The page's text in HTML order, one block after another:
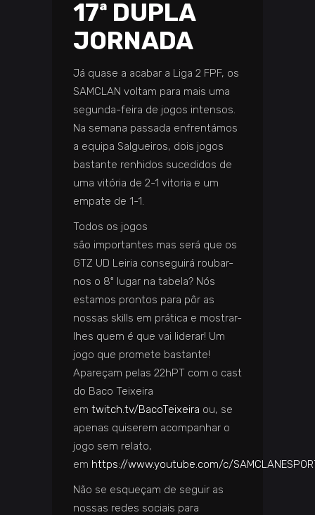
17ª DUPLA
JORNADA
Já quase a acabar a Liga 2 FPF, os
SAMCLAN voltam para mais uma
segunda-feira de jogos intensos.
Na semana passada enfrentámos
a equipa Salgueiros, dois jogos
bastante renhidos sucedidos de
uma vitória de 2-1 vitoria e um
empate de 1-1.
Todos os jogos
são importantes mas será que os
GTZ UD Leiria conseguirá roubar-
nos o 8º lugar na tabela? Nós
estamos prontos para pôr as
nossas skills em prática e mostrar-
lhes quem é que vai liderar! Um
jogo que promete bastante!
Apareçam pelas 22hPT com o cast
do Baco Teixeira
em twitch.tv/BacoTeixeira ou, se
apenas quiserem acompanhar o
jogo sem relato,
em https://www.youtube.com/c/
Não se esqueçam de seguir as
nossas redes sociais para